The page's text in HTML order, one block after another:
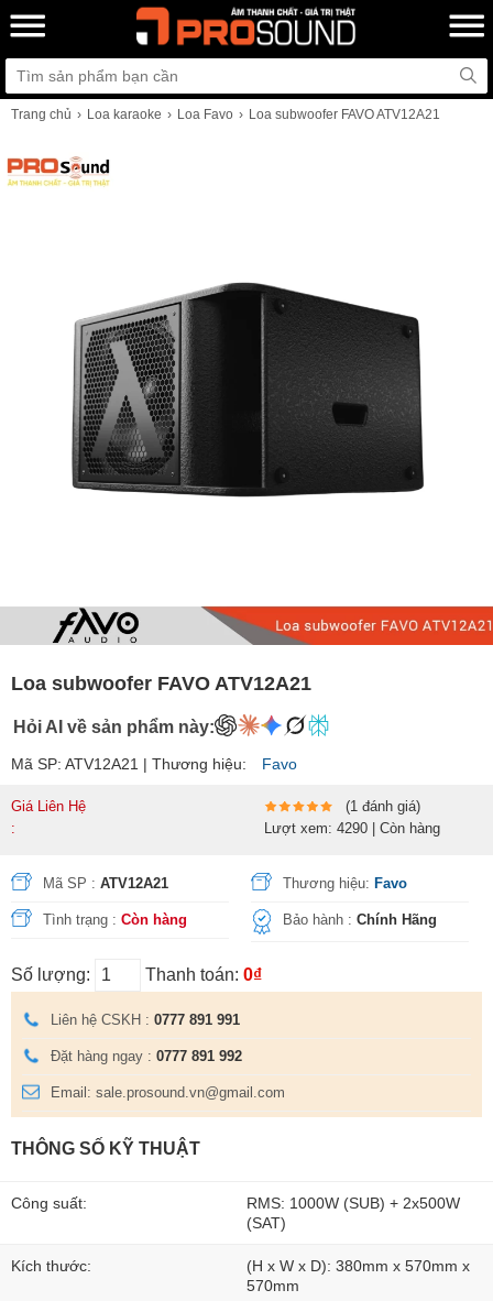
Trang chủ Loa karaoke Loa Favo Loa subwoofer FAVO ATV12A21
Loa subwoofer FAVO ATV12A21
Hỏi AI về sản phẩm này:
Mã SP: ATV12A21 | Thương hiệu: Favo
Giá Liên Hệ
:
(1 đánh giá)
Lượt xem: 4290 | Còn hàng
Mã SP : ATV12A21 Thương hiệu: Favo
Tình trạng : Còn hàng Bảo hành :Chính Hãng
Số lượng: Thanh toán: 0₫
Liên hệ CSKH : 0777 891 991
Đặt hàng ngay : 0777 891 992
Email: sale.prosound.vn@gmail.com
THÔNG SỐ KỸ THUẬT
Công suất:
RMS: 1000W (SUB) + 2x500W
(SAT)
Kích thước:
(H x W x D): 380mm x 570mm x
570mm